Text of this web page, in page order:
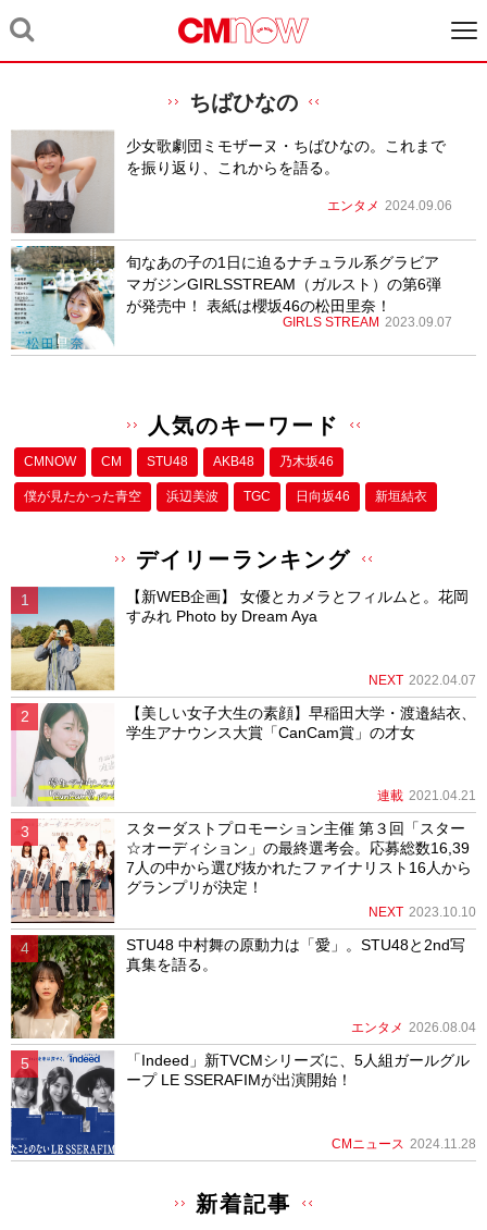
ちばひなの
少女歌劇団ミモザーヌ・ちばひなの。これまで
を振り返り、これからを語る。
エンタメ 2024.09.06
旬なあの子の1日に迫るナチュラル系グラビア
マガジンGIRLSSTREAM（ガルスト）の第6弾
が発売中！ 表紙は櫻坂46の松田里奈！
GIRLS STREAM 2023.09.07
人気のキーワード
CMNOW CM STU48 AKB48 乃木坂46
僕が⾒たかった⻘空 浜辺美波 TGC 日向坂46 新垣結衣
デイリーランキング
【新WEB企画】 女優とカメラとフィルムと。花岡
すみれ Photo by Dream Aya
NEXT 2022.04.07
【美しい女子大生の素顔】早稲田大学・渡邉結衣、
学生アナウンス大賞「CanCam賞」の才女
連載 2021.04.21
スターダストプロモーション主催 第３回「スター
☆オーディション」の最終選考会。応募総数16,39
7人の中から選び抜かれたファイナリスト16人から
グランプリが決定！
NEXT 2023.10.10
STU48 中村舞の原動力は「愛」。STU48と2nd写
真集を語る。
エンタメ 2026.08.04
「Indeed」新TVCMシリーズに、5人組ガールグル
ープ LE SSERAFIMが出演開始！
CMニュース 2024.11.28
新着記事